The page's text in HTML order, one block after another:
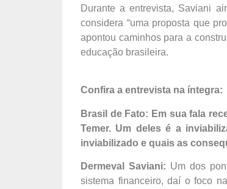
Durante a entrevista, Saviani
considera “uma proposta que
apontou caminhos para a
educação brasileira.
Confira a entrevista na íntegra:
Brasil de Fato: Em sua fala
Temer. Um deles é a
inviabilizado e quais as
Dermeval Saviani: Um dos
sistema financeiro, daí o foco